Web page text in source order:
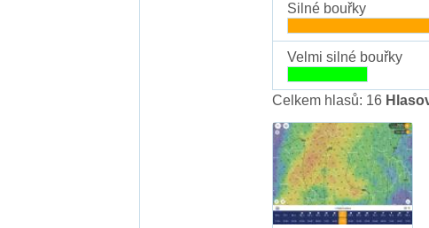
Silné bouřky
Velmi silné bouřky
Celkem hlasů: 16